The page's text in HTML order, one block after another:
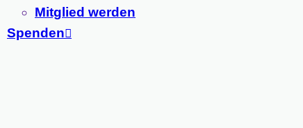
Mitglied werden
Spenden